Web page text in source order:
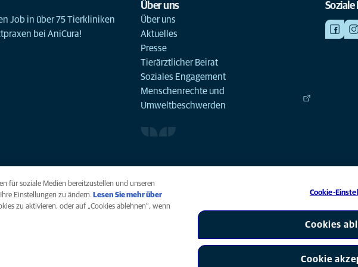
Job in über 75 Tierkliniken
bei AniCura!
Über uns
Über uns
Aktuelles
Presse
Tierärztlicher Beirat
Soziales Engagement
Menschenrechte und
Umweltbeschwerden
Soziale
AniCura ist eine
für soziale Medien bereitzustellen und unseren
Einstellungen zu ändern. Lesen Sie mehr über
zu aktivieren, oder auf „Cookies ablehnen“, wenn
Cookie-
Cookies
Cookie